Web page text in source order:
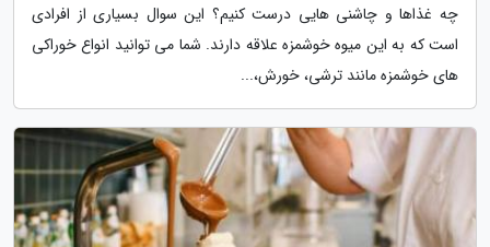
چه غذاها و چاشنی هایی درست کنیم؟ این سوال بسیاری از افرادی
است که به این میوه خوشمزه علاقه دارند. شما می توانید انواع خوراکی
های خوشمزه مانند ترشی، خورش،...